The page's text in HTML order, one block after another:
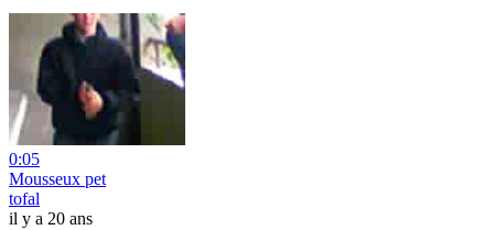
0:05
Mousseux pet
tofal
il y a 20 ans